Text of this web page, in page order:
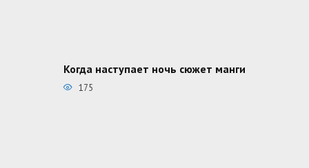
Когда наступает ночь сюжет манги
175